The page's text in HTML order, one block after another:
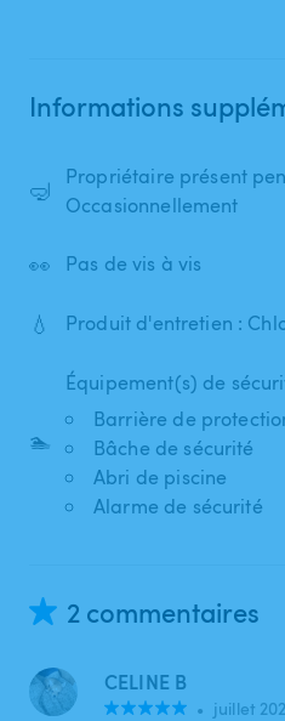
Informations
🤿
Propriétaire présent
Occasionnellement
👀 Pas de vis à vis
💧 Produit d'entretien :
🏊
Équipement(s) de
Barrière de
Bâche de sécurité
Abri de piscine
Alarme de sécurité
2 commentaires
CELINE B
• juillet